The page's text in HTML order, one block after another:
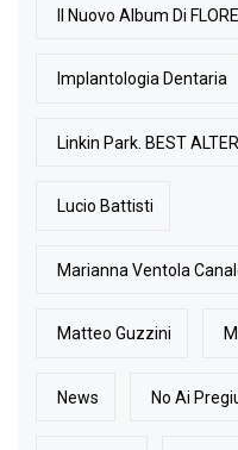
Il Nuovo Album Di
Implantologia Dentaria
Linkin Park. BEST
Lucio Battisti
Marianna Ventola
Matteo Guzzini
News No Ai